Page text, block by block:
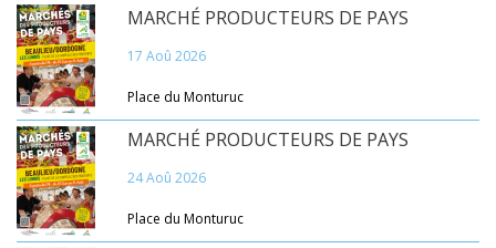
MARCHÉ PRODUCTEURS DE PAYS
17 Aoû 2026
Place du Monturuc
MARCHÉ PRODUCTEURS DE PAYS
24 Aoû 2026
Place du Monturuc